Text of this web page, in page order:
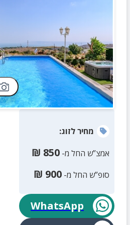
מחירלזוג:
אמצ”ש החל מ- 850
₪
סופ”ש החל מ- 900
₪
WhatsApp